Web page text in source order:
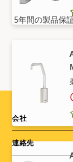
5年間の製品保
Footer
menu
会社
連絡先